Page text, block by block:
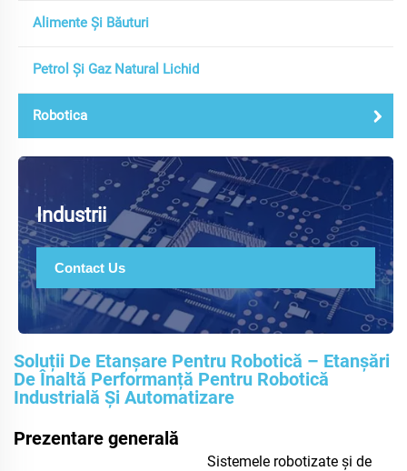
Alimente Şi Băuturi
Petrol Şi Gaz Natural Lichid
Robotica
Industrii
Contact Us
Soluții De Etanșare Pentru Robotică – Etanșări
De Înaltă Performanță Pentru Robotică
Industrială Și Automatizare
Prezentare generală
Sistemele robotizate și de